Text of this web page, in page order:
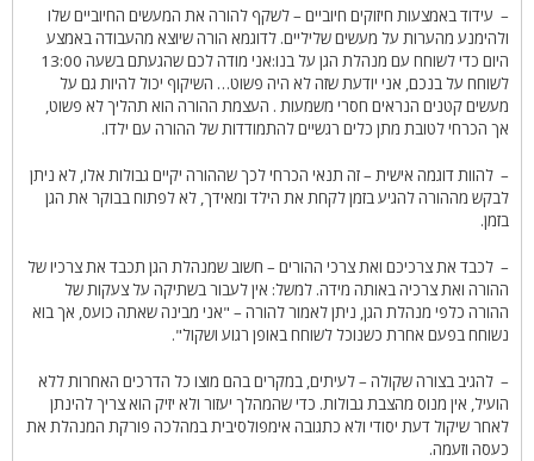
– עידוד באמצעות חיזוקים חיוביים – לשקף להורה את המעשים החיוביים שלו
ולהימנע מהערות על מעשים שליליים. לדוגמא הורה שיוצא מהעבודה באמצע
היום כדי לשוחח עם מנהלת הגן על בנו:אני מודה לכם שהגעתם בשעה 13:00
לשוחח על בנכם, אני יודעת שזה לא היה פשוט… השיקוף יכול להיות גם על
מעשים קטנים הנראים חסרי משמעות . העצמת ההורה הוא תהליך לא פשוט,
אך הכרחי לטובת מתן כלים רגשיים להתמודדות של ההורה עם ילדו.
– להוות דוגמה אישית – זה תנאי הכרחי לכך שההורה יקיים גבולות אלו, לא ניתן
לבקש מההורה להגיע בזמן לקחת את הילד ומאידך, לא לפתוח בבוקר את הגן
בזמן.
– לכבד את צרכיכם ואת צרכי ההורים – חשוב שמנהלת הגן תכבד את צרכיו של
ההורה ואת צרכיה באותה מידה. למשל: אין לעבור בשתיקה על צעקות של
ההורה כלפי מנהלת הגן, ניתן לאמור להורה – "אני מבינה שאתה כועס, אך בוא
נשוחח בפעם אחרת כשנוכל לשוחח באופן רגוע ושקול".
– להגיב בצורה שקולה – לעיתים, במקרים בהם מוצו כל הדרכים האחרות ללא
הועיל, אין מנוס מהצבת גבולות. כדי שהמהלך יעזור ולא יזיק הוא צריך להינתן
לאחר שיקול דעת יסודי ולא כתגובה אימפולסיבית במהלכה פורקת המנהלת את
כעסה וזעמה.